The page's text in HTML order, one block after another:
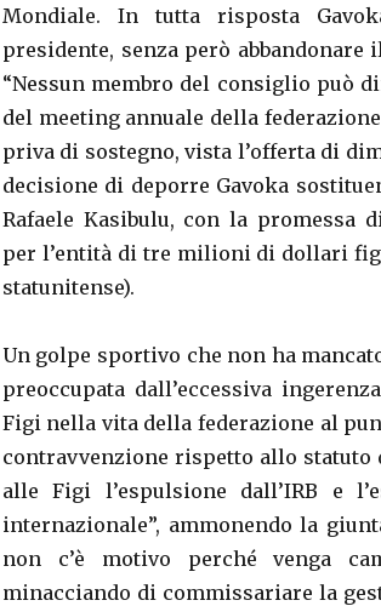
Mondiale. In tutta risposta
presidente, senza però
“Nessun membro del consiglio può
del meeting annuale della
priva di sostegno, vista l’offerta di
decisione di deporre Gavoka
Rafaele Kasibulu, con la promessa
per l’entità di tre milioni di dollari
statunitense).
Un golpe sportivo che non ha
preoccupata dall’eccessiva
Figi nella vita della federazione al
contravvenzione rispetto allo statuto
alle Figi l’espulsione dall’IRB e
internazionale”, ammonendo la
non c’è motivo perché venga
minacciando di commissariare la